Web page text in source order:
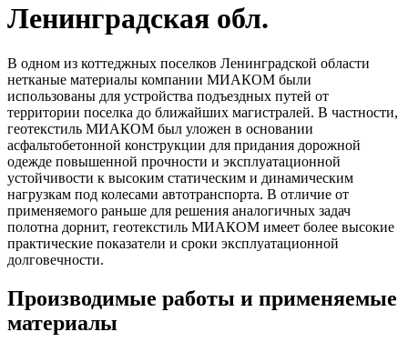
Ленинградская обл.
В одном из коттеджных поселков Ленинградской области
нетканые материалы компании МИАКОМ были
использованы для устройства подъездных путей от
территории поселка до ближайших магистралей. В частности,
геотекстиль МИАКОМ был уложен в основании
асфальтобетонной конструкции для придания дорожной
одежде повышенной прочности и эксплуатационной
устойчивости к высоким статическим и динамическим
нагрузкам под колесами автотранспорта. В отличие от
применяемого раньше для решения аналогичных задач
полотна дорнит, геотекстиль МИАКОМ имеет более высокие
практические показатели и сроки эксплуатационной
долговечности.
Производимые работы и применяемые
материалы